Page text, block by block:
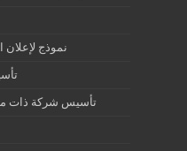
نموذج لإعلان
تأسيس شركة ذات